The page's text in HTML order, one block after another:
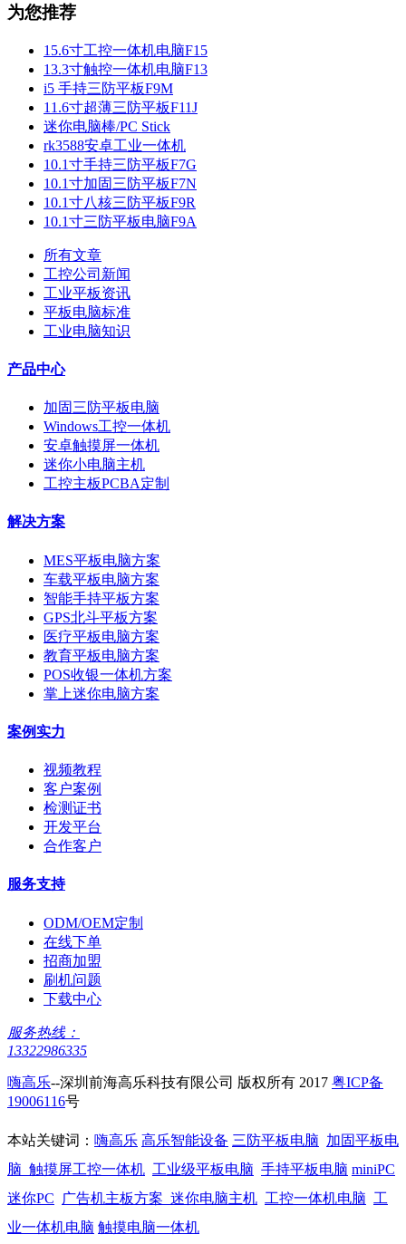
为您推荐
15.6寸工控一体机电脑F15
13.3寸触控一体机电脑F13
i5 手持三防平板F9M
11.6寸超薄三防平板F11J
迷你电脑棒/PC Stick
rk3588安卓工业一体机
10.1寸手持三防平板F7G
10.1寸加固三防平板F7N
10.1寸八核三防平板F9R
10.1寸三防平板电脑F9A
所有文章
工控公司新闻
工业平板资讯
平板电脑标准
工业电脑知识
产品中心
加固三防平板电脑
Windows工控一体机
安卓触摸屏一体机
迷你小电脑主机
工控主板PCBA定制
解决方案
MES平板电脑方案
车载平板电脑方案
智能手持平板方案
GPS北斗平板方案
医疗平板电脑方案
教育平板电脑方案
POS收银一体机方案
掌上迷你电脑方案
案例实力
视频教程
客户案例
检测证书
开发平台
合作客户
服务支持
ODM/OEM定制
在线下单
招商加盟
刷机问题
下载中心
服务热线：
13322986335
嗨高乐--深圳前海高乐科技有限公司 版权所有 2017 粤ICP备
19006116号
本站关键词： 嗨高乐 高乐智能设备 三防平板电脑 加固平板电
脑 触摸屏工控一体机 工业级平板电脑 手持平板电脑 miniPC
迷你PC
广告机主板方案 迷你电脑主机 工控一体机电脑 工
业一体机电脑 触摸电脑一体机